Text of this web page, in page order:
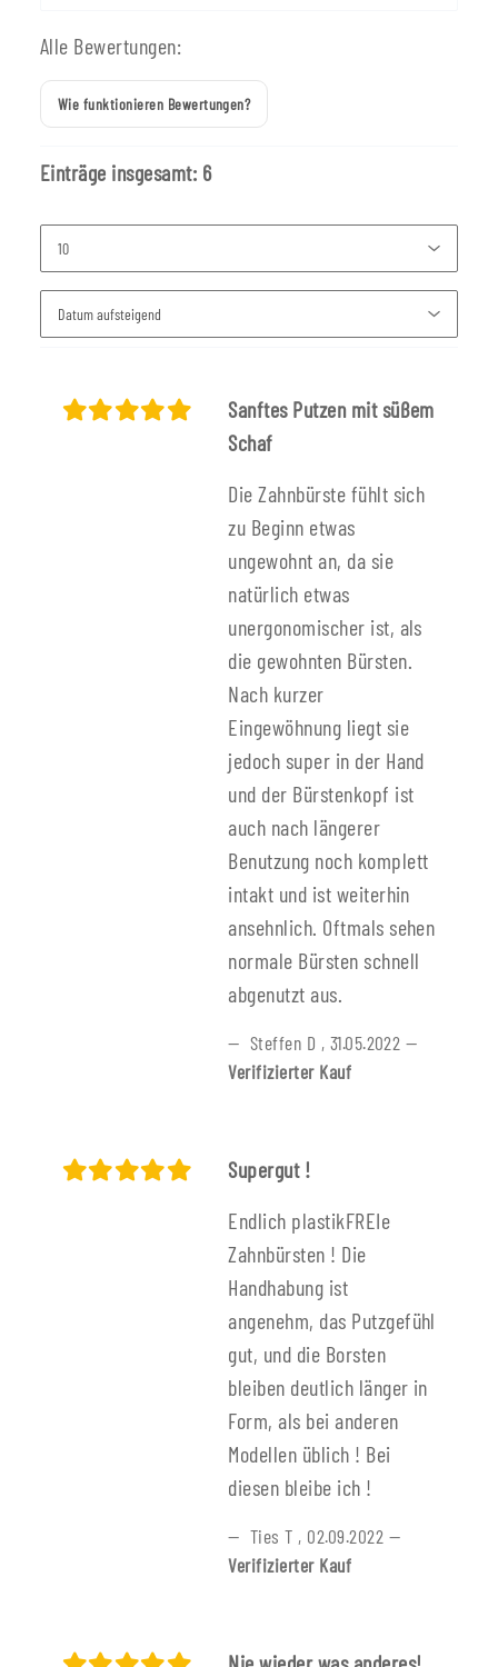
Alle Bewertungen:
Wie funktionieren Bewertungen?
Einträge insgesamt: 6
Sanftes Putzen mit süßem
Schaf
Die Zahnbürste fühlt sich
zu Beginn etwas
ungewohnt an, da sie
natürlich etwas
unergonomischer ist, als
die gewohnten Bürsten.
Nach kurzer
Eingewöhnung liegt sie
jedoch super in der Hand
und der Bürstenkopf ist
auch nach längerer
Benutzung noch komplett
intakt und ist weiterhin
ansehnlich. Oftmals sehen
normale Bürsten schnell
abgenutzt aus.
Steffen D , 31.05.2022
Verifizierter Kauf
Supergut !
Endlich plastikFREIe
Zahnbürsten ! Die
Handhabung ist
angenehm, das Putzgefühl
gut, und die Borsten
bleiben deutlich länger in
Form, als bei anderen
Modellen üblich ! Bei
diesen bleibe ich !
Ties T , 02.09.2022
Verifizierter Kauf